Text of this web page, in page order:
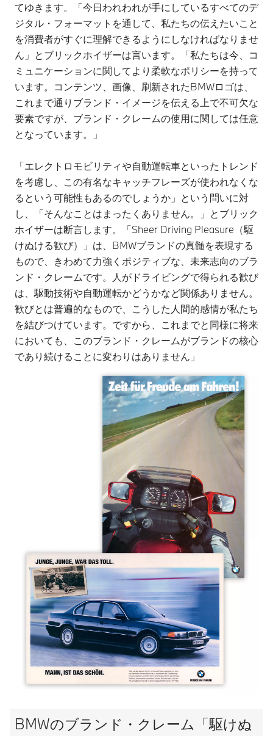
てゆきます。「今日われわれが手にしているすべてのデ
ジタル・フォーマットを通して、私たちの伝えたいこと
を消費者がすぐに理解できるようにしなければなりませ
ん」とブリックホイザーは言います。「私たちは今、コ
ミュニケーションに関してより柔軟なポリシーを持って
います。コンテンツ、画像、刷新されたBMWロゴは、
これまで通りブランド・イメージを伝える上で不可欠な
要素ですが、ブランド・クレームの使用に関しては任意
となっています。」
「エレクトロモビリティや自動運転車といったトレンド
を考慮し、この有名なキャッチフレーズが使われなくな
るという可能性もあるのでしょうか」という問いに対
し、「そんなことはまったくありません。」とブリック
ホイザーは断言します。「Sheer Driving Pleasure（駆
けぬける歓び）」は、BMWブランドの真髄を表現する
もので、きわめて力強くポジティブな、未来志向のブラ
ンド・クレームです。人がドライビングで得られる歓び
は、駆動技術や自動運転かどうかなど関係ありません。
歓びとは普遍的なもので、こうした人間的感情が私たち
を結びつけています。ですから、これまでと同様に将来
においても、このブランド・クレームがブランドの核心
であり続けることに変わりはありません」
BMWのブランド・クレーム「駆けぬ